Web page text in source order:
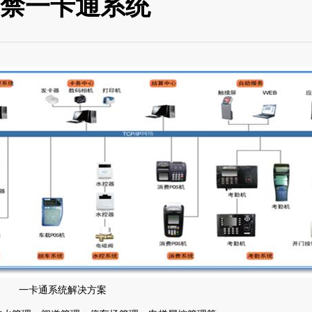
一卡通系统
一卡通系统解决方案